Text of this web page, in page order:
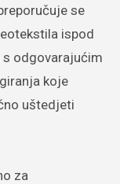
se
ispod
s odgovarajućim
koje
uštedjeti
za